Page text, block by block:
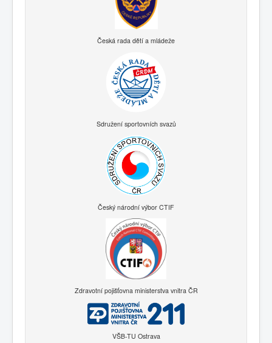
Česká rada dětí a mládeže
Sdružení sportovních svazů
Český národní výbor CTIF
Zdravotní pojišťovna ministerstva vnitra ČR
VŠB-TU Ostrava